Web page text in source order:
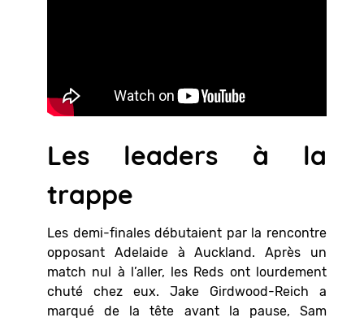
Les leaders à la
trappe
Les demi-finales débutaient par la rencontre
opposant Adelaide à Auckland. Après un
match nul à l’aller, les Reds ont lourdement
chuté chez eux. Jake Girdwood-Reich a
marqué de la tête avant la pause, Sam